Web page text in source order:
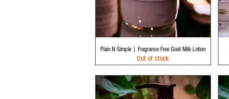
Quick View
Plain N Simple | Fragrance Free Goat Milk Lotion
Out of stock